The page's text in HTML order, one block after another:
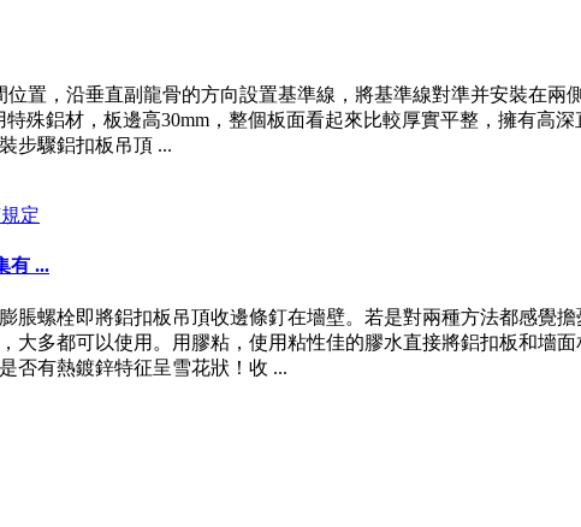
置，沿垂直副龍骨的方向設置基準線，將基準線對準并安裝在
殊鋁材，板邊高30mm，整個板面看起來比較厚實平整，擁有高
步驟鋁扣板吊頂 ...
有 ...
脹螺栓即將鋁扣板吊頂收邊條釘在墻壁。若是對兩種方法都感覺
大多都可以使用。用膠粘，使用粘性佳的膠水直接將鋁扣板和墻
否有熱鍍鋅特征呈雪花狀！收 ...